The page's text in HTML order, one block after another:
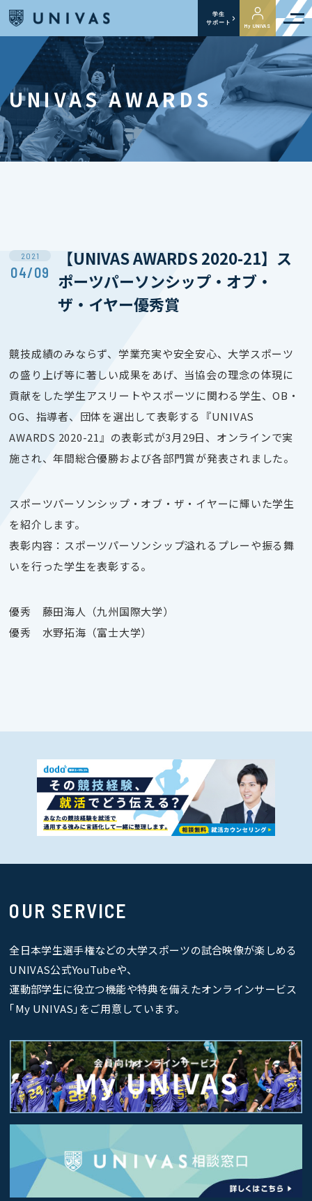
学生
サポート
My UNIVAS
UNIVAS AWARDS
2021
04/09
【UNIVAS AWARDS 2020-21】ス
ポーツパーソンシップ・オブ・
ザ・イヤー優秀賞
競技成績のみならず、学業充実や安全安心、大学スポーツ
の盛り上げ等に著しい成果をあげ、当協会の理念の体現に
貢献をした学生アスリートやスポーツに関わる学生、OB・
OG、指導者、団体を選出して表彰する『UNIVAS
AWARDS 2020-21』の表彰式が3月29日、オンラインで実
施され、年間総合優勝および各部門賞が発表されました。
スポーツパーソンシップ・オブ・ザ・イヤーに輝いた学生
を紹介します。
表彰内容：スポーツパーソンシップ溢れるプレーや振る舞
いを行った学生を表彰する。
優秀 藤田海人（九州国際大学）
優秀 水野拓海（富士大学）
OUR SERVICE
全日本学生選手権などの大学スポーツの試合映像が楽しめる
UNIVAS公式YouTubeや、
運動部学生に役立つ機能や特典を備えたオンラインサービス
｢My UNIVAS｣をご用意しています。